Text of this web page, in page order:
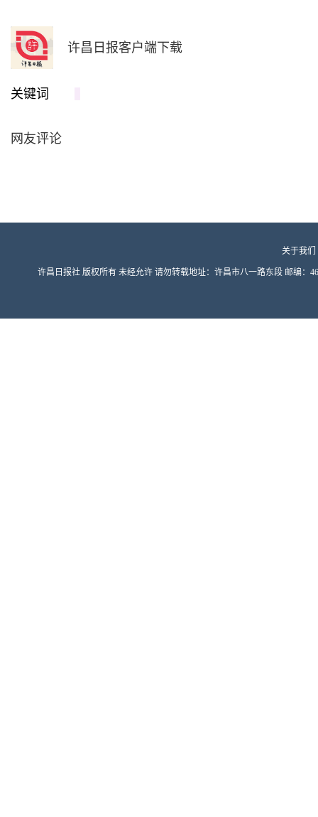
许昌日报客户端下载
关键词
网友评论
关于我们
许昌日报社 版权所有 未经允许 请勿转载地址：许昌市八一路东段 邮编：